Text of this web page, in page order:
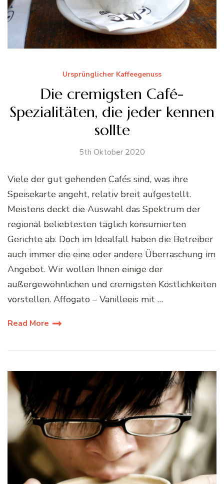
Ursprünglicher Kaffeegenuss
Die cremigsten Café-
Spezialitäten, die jeder kennen
sollte
5th Oktober 2020
Viele der gut gehenden Cafés sind, was ihre
Speisekarte angeht, relativ breit aufgestellt.
Meistens deckt die Auswahl das Spektrum der
regional beliebtesten täglich konsumierten
Gerichte ab. Doch im Idealfall haben die Betreiber
auch immer die eine oder andere Überraschung im
Angebot. Wir wollen Ihnen einige der
außergewöhnlichen und cremigsten Köstlichkeiten
vorstellen. Affogato – Vanilleeis mit …
Read More